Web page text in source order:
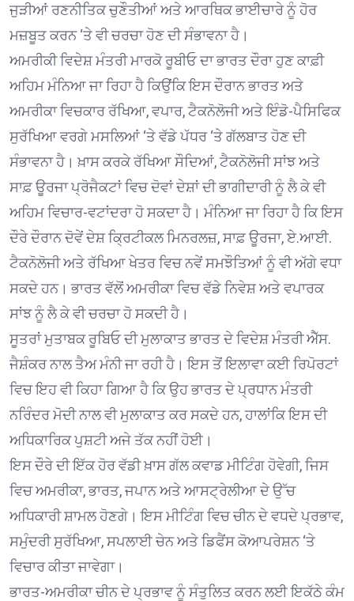
ਜੁੜੀਆਂ ਰਣਨੀਤਿਕ ਚੁਣੌਤੀਆਂ ਅਤੇ ਆਰਥਿਕ ਭਾਈਚਾਰੇ ਨੂੰ ਹੋਰ
ਮਜ਼ਬੂਤ ਕਰਨ ‘ਤੇ ਵੀ ਚਰਚਾ ਹੋਣ ਦੀ ਸੰਭਾਵਨਾ ਹੈ।
ਅਮਰੀਕੀ ਵਿਦੇਸ਼ ਮੰਤਰੀ ਮਾਰਕੋ ਰੂਬੀਓ ਦਾ ਭਾਰਤ ਦੌਰਾ ਹੁਣ ਕਾਫ਼ੀ
ਅਹਿਮ ਮੰਨਿਆ ਜਾ ਰਿਹਾ ਹੈ ਕਿਉਂਕਿ ਇਸ ਦੌਰਾਨ ਭਾਰਤ ਅਤੇ
ਅਮਰੀਕਾ ਵਿਚਕਾਰ ਰੱਖਿਆ, ਵਪਾਰ, ਟੈਕਨੋਲੋਜੀ ਅਤੇ ਇੰਡੋ-ਪੈਸਿਫਿਕ
ਸੁਰੱਖਿਆ ਵਰਗੇ ਮਸਲਿਆਂ ‘ਤੇ ਵੱਡੇ ਪੱਧਰ ‘ਤੇ ਗੱਲਬਾਤ ਹੋਣ ਦੀ
ਸੰਭਾਵਨਾ ਹੈ। ਖ਼ਾਸ ਕਰਕੇ ਰੱਖਿਆ ਸੌਦਿਆਂ, ਟੈਕਨੋਲੋਜੀ ਸਾਂਝ ਅਤੇ
ਸਾਫ਼ ਊਰਜਾ ਪ੍ਰੋਜੈਕਟਾਂ ਵਿਚ ਦੋਵਾਂ ਦੇਸ਼ਾਂ ਦੀ ਭਾਗੀਦਾਰੀ ਨੂੰ ਲੈ ਕੇ ਵੀ
ਅਹਿਮ ਵਿਚਾਰ-ਵਟਾਂਦਰਾ ਹੋ ਸਕਦਾ ਹੈ। ਮੰਨਿਆ ਜਾ ਰਿਹਾ ਹੈ ਕਿ ਇਸ
ਦੌਰੇ ਦੌਰਾਨ ਦੋਵੇਂ ਦੇਸ਼ ਕ੍ਰਿਟੀਕਲ ਮਿਨਰਲਜ਼, ਸਾਫ਼ ਊਰਜਾ, ਏ.ਆਈ.
ਟੈਕਨੋਲੋਜੀ ਅਤੇ ਰੱਖਿਆ ਖੇਤਰ ਵਿਚ ਨਵੇਂ ਸਮਝੌਤਿਆਂ ਨੂੰ ਵੀ ਅੱਗੇ ਵਧਾ
ਸਕਦੇ ਹਨ। ਭਾਰਤ ਵੱਲੋਂ ਅਮਰੀਕਾ ਵਿਚ ਵੱਡੇ ਨਿਵੇਸ਼ ਅਤੇ ਵਪਾਰਕ
ਸਾਂਝ ਨੂੰ ਲੈ ਕੇ ਵੀ ਚਰਚਾ ਹੋ ਸਕਦੀ ਹੈ।
ਸੂਤਰਾਂ ਮੁਤਾਬਕ ਰੂਬਿਓ ਦੀ ਮੁਲਾਕਾਤ ਭਾਰਤ ਦੇ ਵਿਦੇਸ਼ ਮੰਤਰੀ ਐੱਸ.
ਜੈਸ਼ੰਕਰ ਨਾਲ ਤੈਅ ਮੰਨੀ ਜਾ ਰਹੀ ਹੈ। ਇਸ ਤੋਂ ਇਲਾਵਾ ਕਈ ਰਿਪੋਰਟਾਂ
ਵਿਚ ਇਹ ਵੀ ਕਿਹਾ ਗਿਆ ਹੈ ਕਿ ਉਹ ਭਾਰਤ ਦੇ ਪ੍ਰਧਾਨ ਮੰਤਰੀ
ਨਰਿੰਦਰ ਮੋਦੀ ਨਾਲ ਵੀ ਮੁਲਾਕਾਤ ਕਰ ਸਕਦੇ ਹਨ, ਹਾਲਾਂਕਿ ਇਸ ਦੀ
ਅਧਿਕਾਰਿਕ ਪੁਸ਼ਟੀ ਅਜੇ ਤੱਕ ਨਹੀਂ ਹੋਈ।
ਇਸ ਦੌਰੇ ਦੀ ਇੱਕ ਹੋਰ ਵੱਡੀ ਖ਼ਾਸ ਗੱਲ ਕਵਾਡ ਮੀਟਿੰਗ ਹੋਵੇਗੀ, ਜਿਸ
ਵਿਚ ਅਮਰੀਕਾ, ਭਾਰਤ, ਜਪਾਨ ਅਤੇ ਆਸਟ੍ਰੇਲੀਆ ਦੇ ਉੱਚ
ਅਧਿਕਾਰੀ ਸ਼ਾਮਲ ਹੋਣਗੇ। ਇਸ ਮੀਟਿੰਗ ਵਿਚ ਚੀਨ ਦੇ ਵਧਦੇ ਪ੍ਰਭਾਵ,
ਸਮੁੰਦਰੀ ਸੁਰੱਖਿਆ, ਸਪਲਾਈ ਚੇਨ ਅਤੇ ਡਿਫੈਂਸ ਕੋਆਪਰੇਸ਼ਨ ‘ਤੇ
ਵਿਚਾਰ ਕੀਤਾ ਜਾਵੇਗਾ।
ਭਾਰਤ-ਅਮਰੀਕਾ ਚੀਨ ਦੇ ਪ੍ਰਭਾਵ ਨੂੰ ਸੰਤੁਲਿਤ ਕਰਨ ਲਈ ਇਕੱਠੇ ਕੰਮ